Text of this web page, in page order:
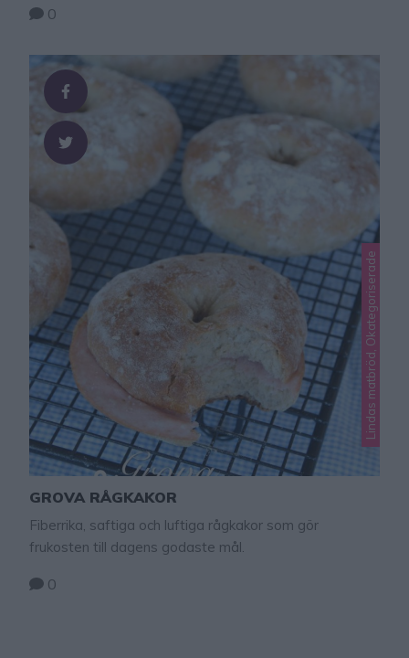
en plåt med bröd. Västkustrutor i långpanna 2 st 50 g
16–17 dl vetemjöl (rågsikt går också bra) GÖR …
0
Lindas matbröd, Okategoriserade
GROVA RÅGKAKOR
Fiberrika, saftiga och luftiga rågkakor som gör
frukosten till dagens godaste mål.
0